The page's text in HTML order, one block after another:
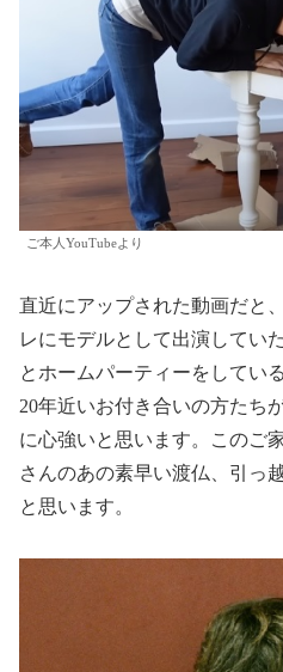
ご本人YouTubeより
直近にアップされた動画だと
レにモデルとして出演してい
とホームパーティーをしてい
20年近いお付き合いの方たち
に心強いと思います。このご
さんのあの素早い渡仏、引っ
と思います。